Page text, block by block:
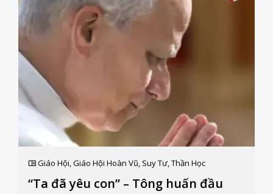
Giáo Hội,Giáo Hội Hoàn Vũ, Suy Tư,Thần Học
“Ta đã yêu con” – Tông huấn đầu